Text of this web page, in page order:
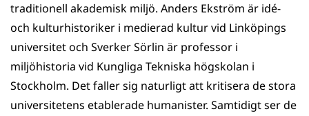
traditionell akademisk miljö. Anders Ekström är idé-
och kulturhistoriker i medierad kultur vid Linköpings
universitet och Sverker Sörlin är professor i
miljöhistoria vid Kungliga Tekniska högskolan i
Stockholm. Det faller sig naturligt att kritisera de stora
universitetens etablerade humanister. Samtidigt ser de